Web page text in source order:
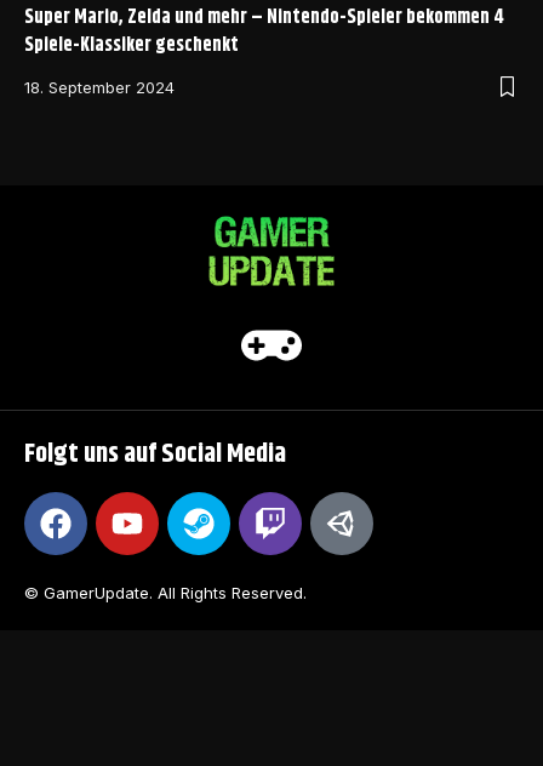
Super Mario, Zelda und mehr – Nintendo-Spieler bekommen 4
Spiele-Klassiker geschenkt
18. September 2024
Folgt uns auf Social Media
© GamerUpdate. All Rights Reserved.